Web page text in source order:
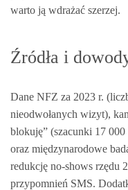
warto ją wdrażać szerzej.
Źródła i
Dane NFZ za 2023 r.
nieodwołanych wizyt),
blokuję” (szacunki 17
oraz międzynarodowe
redukcję no‑shows rzędu
przypomnień SMS.